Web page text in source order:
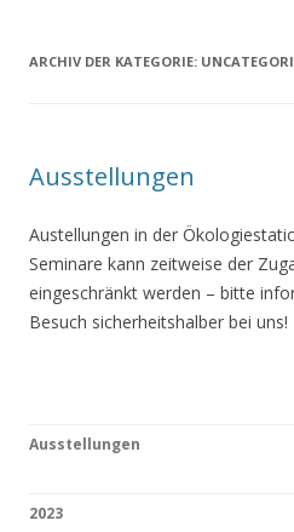
ARCHIV DER KATEGORIE:
Ausstellungen
Austellungen in der
Seminare kann zeitweise der
eingeschränkt werden – bitte
Besuch sicherheitshalber bei uns!
Ausstellungen
2023